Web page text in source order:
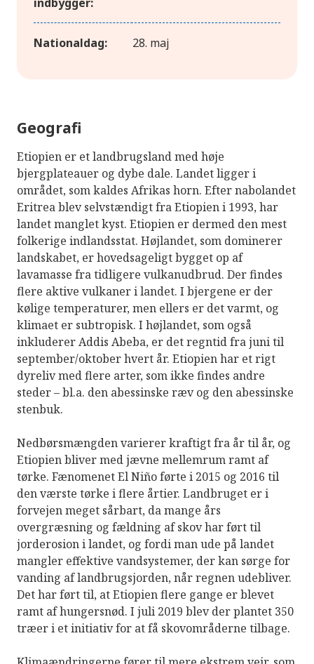
Nationaldag: 28. maj
Geografi
Etiopien er et landbrugsland med høje
bjergplateauer og dybe dale. Landet ligger i
området, som kaldes Afrikas horn. Efter nabolandet
Eritrea blev selvstændigt fra Etiopien i 1993, har
landet manglet kyst. Etiopien er dermed den mest
folkerige indlandsstat. Højlandet, som dominerer
landskabet, er hovedsageligt bygget op af
lavamasse fra tidligere vulkanudbrud. Der findes
flere aktive vulkaner i landet. I bjergene er der
kølige temperaturer, men ellers er det varmt, og
klimaet er subtropisk. I højlandet, som også
inkluderer Addis Abeba, er det regntid fra juni til
september/oktober hvert år. Etiopien har et rigt
dyreliv med flere arter, som ikke findes andre
steder – bl.a. den abessinske ræv og den abessinske
stenbuk.
Nedbørsmængden varierer kraftigt fra år til år, og
Etiopien bliver med jævne mellemrum ramt af
tørke. Fænomenet El Niño førte i 2015 og 2016 til
den værste tørke i flere årtier. Landbruget er i
forvejen meget sårbart, da mange års
overgræsning og fældning af skov har ført til
jorderosion i landet, og fordi man ude på landet
mangler effektive vandsystemer, der kan sørge for
vanding af landbrugsjorden, når regnen udebliver.
Det har ført til, at Etiopien flere gange er blevet
ramt af hungersnød. I juli 2019 blev der plantet 350
træer i et initiativ for at få skovområderne tilbage.